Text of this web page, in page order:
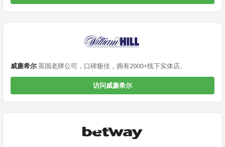
威廉希尔英国老牌公司，口碑极佳，拥有2000+线下实体店。
访问威廉希尔